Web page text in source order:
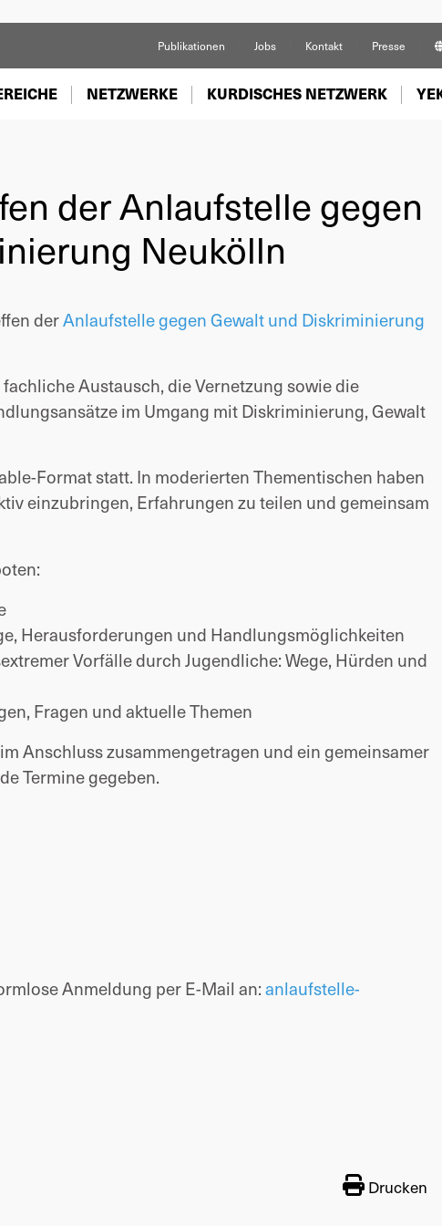
Publikationen Jobs Kontakt Presse
NETZWERKE KURDISCHES NETZWERK
der Anlaufstelle gegen
Neukölln
derAnlaufstelle gegen Gewalt und Diskriminierung
Austausch, die Vernetzung sowie die
im Umgang mit Diskriminierung, Gewalt
Format statt. In moderierten Thementischen haben
einzubringen, Erfahrungen zu teilen und gemeinsam
Herausforderungen und Handlungsmöglichkeiten
Vorfälle durch Jugendliche: Wege, Hürden und
Fragen und aktuelle Themen
Anschluss zusammengetragen und ein gemeinsamer
Termine gegeben.
Anmeldung per E-Mail an:anlaufstelle-
Drucken